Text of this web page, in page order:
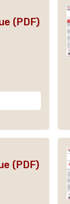
(PDF)
(PDF)